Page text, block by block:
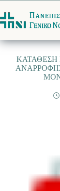
στο
περιεχόμενο
ΚΑΤΑΘΕΣΗ